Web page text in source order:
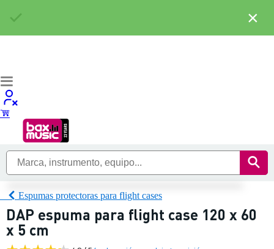
Espumas protectoras para flight cases
DAP espuma para flight case 120 x 60
x 5 cm
×